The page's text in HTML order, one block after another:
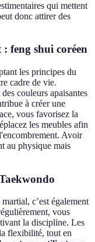
qui mettent
donc attirer des
: feng shui coréen
les principes du
cadre de vie.
couleurs apaisantes
à créer une
vous favorisez la
les meubles afin
Avoir
au physique mais
c’est également
vous
la discipline. Les
flexibilité, tout en